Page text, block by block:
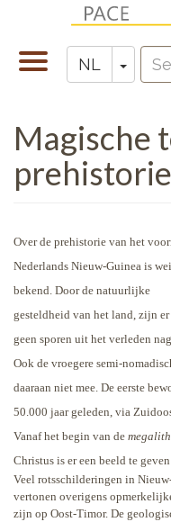
naar
gaan
Navigatie
wisselen
NL
Zoeken
Magische
prehistorie
Over de prehistorie van het
Nederlands Nieuw-Guinea is
bekend. Door de natuurlijke
gesteldheid van het land, zijn
geen sporen uit het verleden
Ook de vroegere semi-
daaraan niet mee. De eerste
50.000 jaar geleden, via
Vanaf het begin van de
Christus is er een beeld te
Veel rotsschilderingen in
vertonen overigens
zijn op Oost-Timor. De